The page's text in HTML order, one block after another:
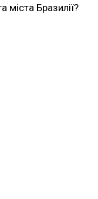
міста Бразилії?